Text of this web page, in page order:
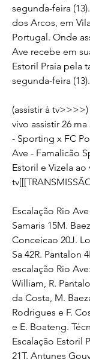
segunda-feira
dos Arcos, em
Portugal. Onde
Ave recebe em
Estoril Praia pela
segunda-feira
(assistir à
vivo assistir 26
- Sporting x FC
Ave - Famalicão
Estoril e Vizela ao
Escalação Rio
Samaris 15M.
Conceicao 20J.
Sa 42R. Pantalon
escalação Rio
William, R.
da Costa, M.
Rodrigues e F.
e E. Boateng.
Escalação Estoril
21T. Antunes